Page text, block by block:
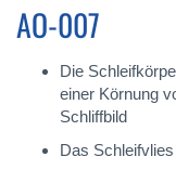
AO-007
Die
einer Körnung
Schliffbild
Das